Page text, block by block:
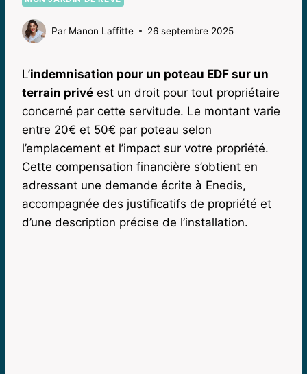
Par Manon Laffitte 26 septembre 2025
L’indemnisation pour un poteau EDF sur un
terrain privé est un droit pour tout propriétaire
concerné par cette servitude. Le montant varie
entre 20€ et 50€ par poteau selon
l’emplacement et l’impact sur votre propriété.
Cette compensation financière s’obtient en
adressant une demande écrite à Enedis,
accompagnée des justificatifs de propriété et
d’une description précise de l’installation.